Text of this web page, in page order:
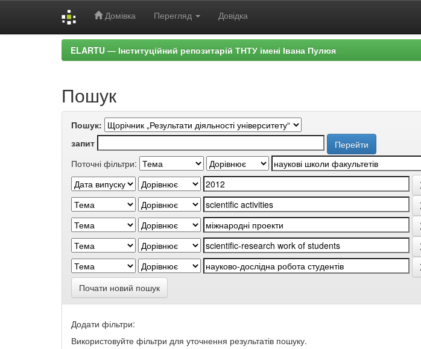
Домівка Перегляд Довідка
ELARTU — Інституційний репозитарій ТНТУ імені Івана Пулюя
Пошук
Пошук:
запит
Поточні фільтри:
Почати новий пошук
Додати фільтри:
Використовуйте фільтри для уточнення результатів пошуку.